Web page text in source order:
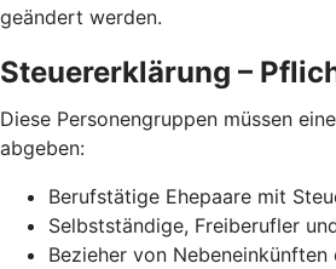
geändert werden.
Steuererklärung –
Diese Personengruppen müssen
abgeben:
Berufstätige Ehepaare mit
Selbstständige, Freiberufler
Bezieher von Nebeneinkünften